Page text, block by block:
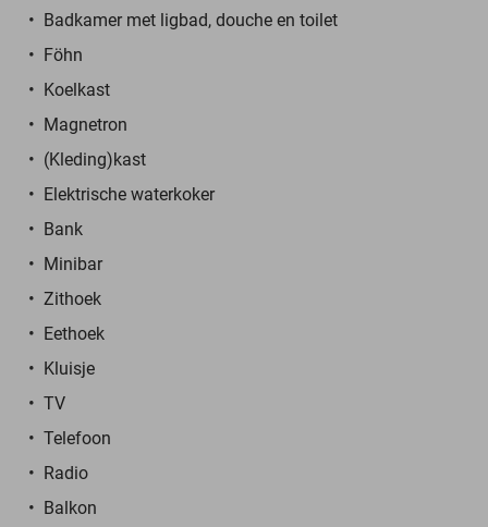
Badkamer met ligbad, douche en toilet
Föhn
Koelkast
Magnetron
(Kleding)kast
Elektrische waterkoker
Bank
Minibar
Zithoek
Eethoek
Kluisje
TV
Telefoon
Radio
Balkon